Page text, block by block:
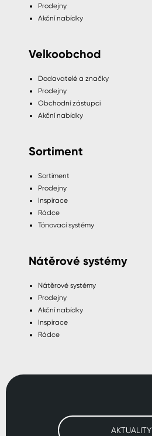
Prodejny
Akční nabídky
Velkoobchod
Dodavatelé a značky
Prodejny
Obchodní zástupci
Akční nabídky
Sortiment
Sortiment
Prodejny
Inspirace
Rádce
Tónovací systémy
Nátěrové systémy
Nátěrové systémy
Prodejny
Akční nabídky
Inspirace
Rádce
AKTUALITY